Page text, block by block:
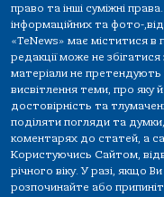
право та інші суміжні
інформаційних та фото-
«TeNews» має міститися в
редакції може не
матеріали не претендують
висвітлення теми, про яку
достовірність та
поділяти погляди та
коментарях до статей, а
Користуючись Сайтом,
річного віку. У разі, якщо
розпочинайте або